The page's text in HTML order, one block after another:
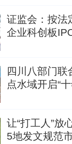
证监会：按法
企业科创板
四川八部门联
点水域开启“
让“打工人”放
5地发文规范